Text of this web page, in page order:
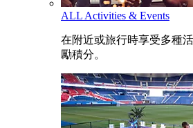
ALL Activities & Events
在附近或旅行時享受多種
勵積分。